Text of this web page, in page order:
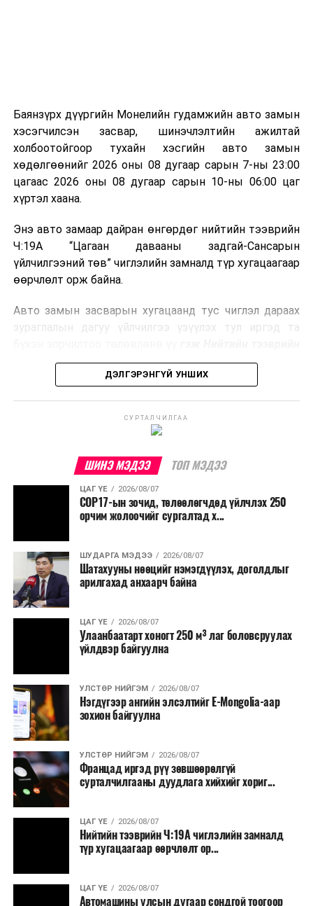
болон дулааны эрчим хүч үйлдвэрлэхэд ашиглаж
болдог. Зарим технологийн хувьд шаталтын дараа
үлдэх үнснээс фосфор зэрэг ашигт эрдсийг сэргээн
авах боломжтой аж.
байна. Тухайлбал, Германд лаг шатаах үйлдвэрээс
гарсан үнснээс фосфор сэргээн авах технологи
ашигладаг бол Нидерландад төвлөрсөн лаг
боловсруулах үйлдвэрүүдээр дулаан, цахилгаан
Ийнхүү лаг хатаах, шатаах технологийг лагийн
улсад өргөн ашиглаж байна.
Баянзүрх дүүргийн Монелийн гудамжийн авто замын
хэсэгчилсэн засвар, шинэчлэлтийн ажилтай
холбоотойгоор тухайн хэсгийн авто замын
хөдөлгөөнийг 2026 оны 08 дугаар сарын 7-ны 23:00
цагаас 2026 оны 08 дугаар сарын 10-ны 06:00 цаг
хүртэл хаана.
Энэ авто замаар дайран өнгөрдөг нийтийн тээврийн
Ч:19А “Цагаан давааны задгай-Сансарын
үйлчилгээний төв” чиглэлийн замналд түр хугацаагаар
өөрчлөлт орж байна.
Авто замын засварын хугацаанд тус чиглэл дараах
зураглалын дагуу үйлчилгээ үзүүлэх тул иргэд та
бодлогын газраас мэдээллээ.
ДЭЛГЭРЭНГҮЙ УНШИХ
СУРТАЛЧИЛГАА
ШИНЭ МЭДЭЭ ТОП МЭДЭЭ
ЦАГ ҮЕ 2026/08/07
COP17-ын зочид, төлөөлөгчдөд үйлчлэх 250
орчим жолоочийг сургалтад х...
ШУДАРГА МЭДЭЭ 2026/08/07
Шатахууны нөөцийг нэмэгдүүлэх, доголдлыг
арилгахад анхаарч байна
ЦАГ ҮЕ 2026/08/07
Улаанбаатарт хоногт 250 м³ лаг боловсруулах
үйлдвэр байгуулна
УЛСТӨР НИЙГЭМ 2026/08/07
Нэгдүгээр ангийн элсэлтийг E-Mongolia-аар
зохион байгуулна
УЛСТӨР НИЙГЭМ 2026/08/07
Францад иргэд рүү зөвшөөрөлгүй
сурталчилгааны дуудлага хийхийг хориг...
ЦАГ ҮЕ 2026/08/07
Нийтийн тээврийн Ч:19А чиглэлийн замналд
түр хугацаагаар өөрчлөлт ор...
ЦАГ ҮЕ 2026/08/07
Автомашины улсын дугаар сондгой тоогоор